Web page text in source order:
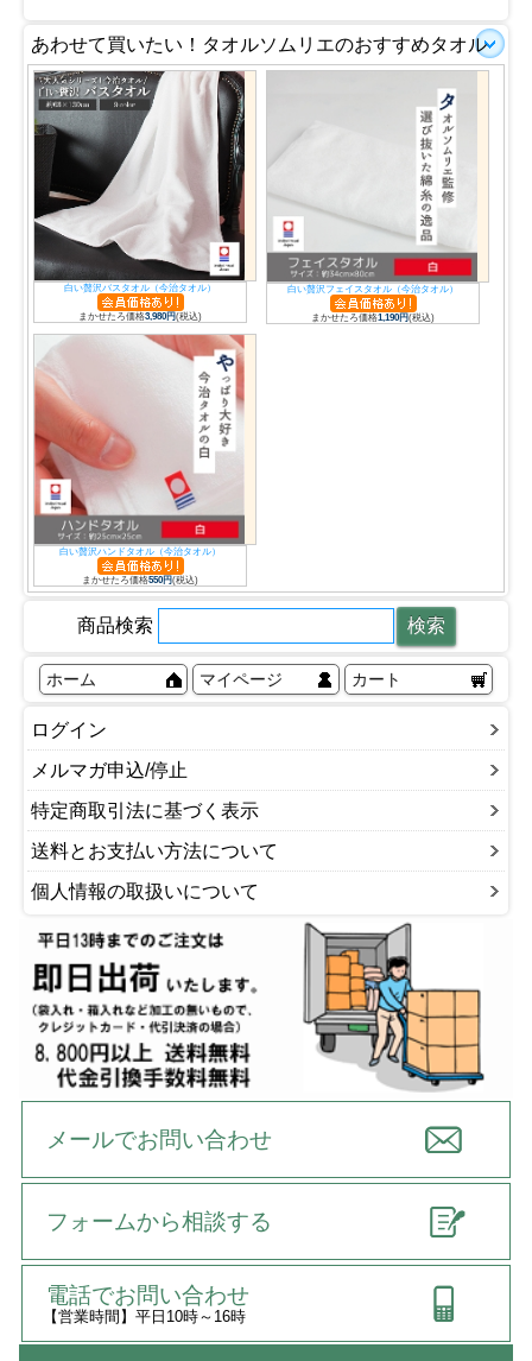
あわせて買いたい！タオルソムリエのおすすめタオル
白い贅沢バスタオル（今治タオル）
まかせたろ価格3,980円(税込)
白い贅沢フェイスタオル（今治タオル）
まかせたろ価格1,190円(税込)
白い贅沢ハンドタオル（今治タオル）
まかせたろ価格550円(税込)
商品検索
ホーム マイページ カート
ログイン
メルマガ申込/停止
特定商取引法に基づく表示
送料とお支払い方法について
個人情報の取扱いについて
メールでお問い合わせ
フォームから相談する
電話でお問い合わせ
【営業時間】平日10時～16時